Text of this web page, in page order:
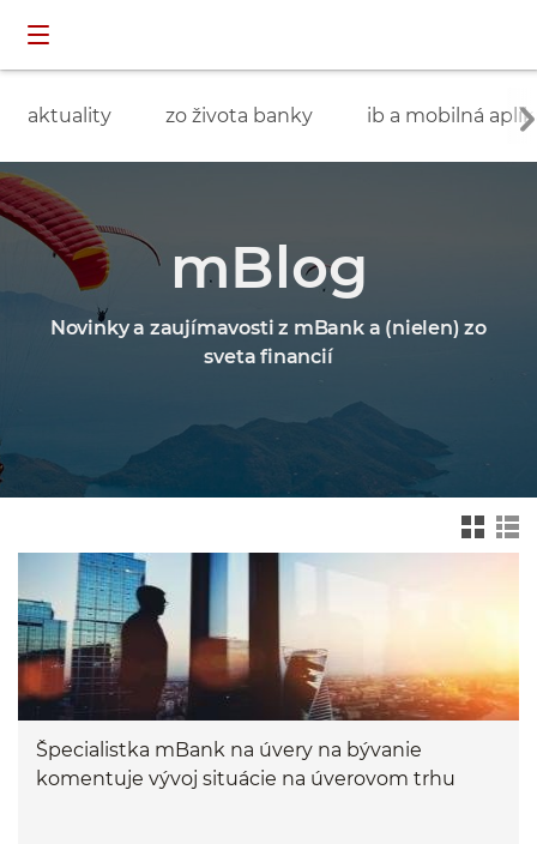
aktuality zo života banky ib a mobilná
mBlog
Novinky a zaujímavosti z mBank a (nielen) zo
sveta financií
widok drz
ewa
felkowy
Špecialistka mBank na úvery na bývanie
komentuje vývoj situácie na úverovom trhu